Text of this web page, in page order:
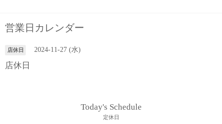
営業日カレンダー
店休日 2024-11-27 (水)
店休日
Today's Schedule
定休日